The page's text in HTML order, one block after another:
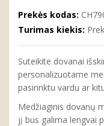
Prekės kodas:
Turimas kiekis:
Suteikite dovanai
personalizuotame
pasirinktu vardu ar
Medžiaginis dovanų
jį bus galima lengvai